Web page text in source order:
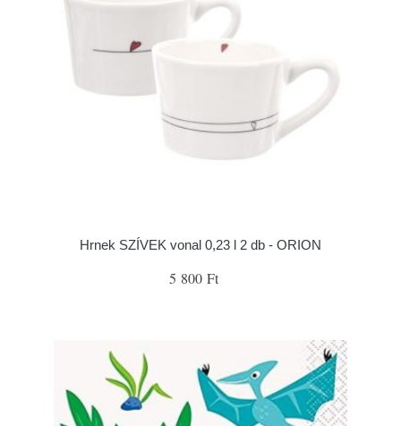
Hrnek SZÍVEK vonal 0,23 l 2 db - ORION
5 800 Ft